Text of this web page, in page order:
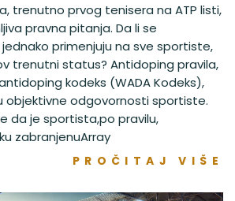
trenutno prvog tenisera na ATP listi,
pravna pitanja. Da li se
primenjuju na sve sportiste,
trenutni status? Antidoping pravila,
kodeks (WADA Kodeks),
objektivne odgovornosti sportiste.
da je sportista,po pravilu,
zabranjenuArray
PROČITAJ VIŠE